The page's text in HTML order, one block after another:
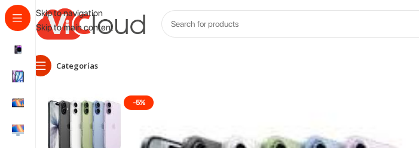
Skip to navigation
Skip to main content
Categorías
Inicio
-5%